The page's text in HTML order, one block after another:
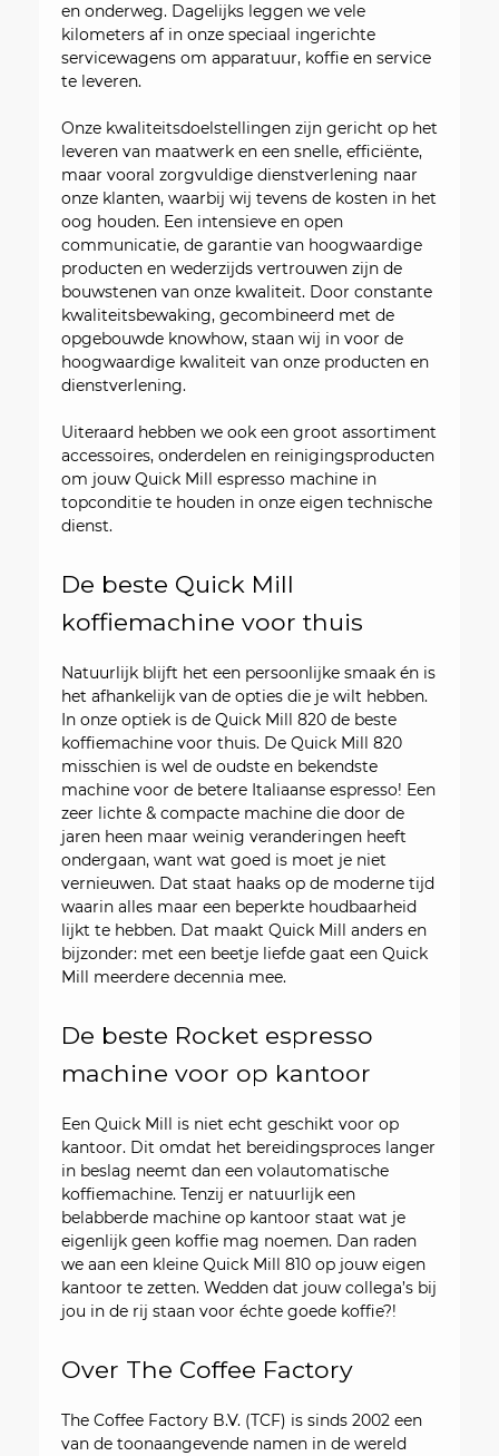
en onderweg. Dagelijks leggen we vele
kilometers af in onze speciaal ingerichte
servicewagens om apparatuur, koffie en service
te leveren.
Onze kwaliteitsdoelstellingen zijn gericht op het
leveren van maatwerk en een snelle, efficiënte,
maar vooral zorgvuldige dienstverlening naar
onze klanten, waarbij wij tevens de kosten in het
oog houden. Een intensieve en open
communicatie, de garantie van hoogwaardige
producten en wederzijds vertrouwen zijn de
bouwstenen van onze kwaliteit. Door constante
kwaliteitsbewaking, gecombineerd met de
opgebouwde knowhow, staan wij in voor de
hoogwaardige kwaliteit van onze producten en
dienstverlening.
Uiteraard hebben we ook een groot assortiment
accessoires, onderdelen en reinigingsproducten
om jouw Quick Mill espresso machine in
topconditie te houden in onze eigen technische
dienst.
De beste Quick Mill
koffiemachine voor thuis
Natuurlijk blijft het een persoonlijke smaak én is
het afhankelijk van de opties die je wilt hebben.
In onze optiek is de Quick Mill 820 de beste
koffiemachine voor thuis. De Quick Mill 820
misschien is wel de oudste en bekendste
machine voor de betere Italiaanse espresso! Een
zeer lichte & compacte machine die door de
jaren heen maar weinig veranderingen heeft
ondergaan, want wat goed is moet je niet
vernieuwen. Dat staat haaks op de moderne tijd
waarin alles maar een beperkte houdbaarheid
lijkt te hebben. Dat maakt Quick Mill anders en
bijzonder: met een beetje liefde gaat een Quick
Mill meerdere decennia mee.
De beste Rocket espresso
machine voor op kantoor
Een Quick Mill is niet echt geschikt voor op
kantoor. Dit omdat het bereidingsproces langer
in beslag neemt dan een volautomatische
koffiemachine. Tenzij er natuurlijk een
belabberde machine op kantoor staat wat je
eigenlijk geen koffie mag noemen. Dan raden
we aan een kleine Quick Mill 810 op jouw eigen
kantoor te zetten. Wedden dat jouw collega’s bij
jou in de rij staan voor échte goede koffie?!
Over The Coffee Factory
The Coffee Factory B.V. (TCF) is sinds 2002 een
van de toonaangevende namen in de wereld